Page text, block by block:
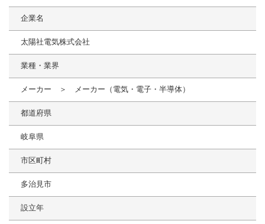
企業名
太陽社電気株式会社
業種・業界
メーカー ＞ メーカー（電気・電子・半導体）
都道府県
岐阜県
市区町村
多治見市
設立年